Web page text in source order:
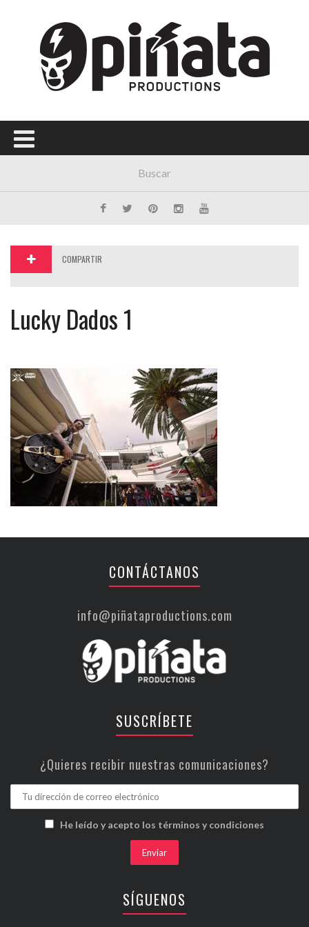
COMPARTIR
Lucky Dados 1
CONTÁCTANOS
info@piñataproductions.com
SUSCRÍBETE
¿Quieres recibir nuestras comunicaciones?
He leído y acepto los términos y condiciones
SÍGUENOS